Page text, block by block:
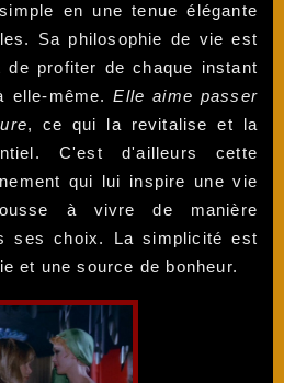
en une tenue élégante
Sa philosophie de vie est
profiter de chaque instant
elle-même.Elle aime passer
, ce qui la revitalise et la
C'est d'ailleurs cette
qui lui inspire une vie
à vivre de manière
ses choix. La simplicité est
et une source de bonheur.